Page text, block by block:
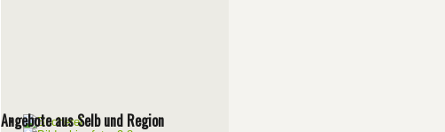
Angebote aus Selb und Region